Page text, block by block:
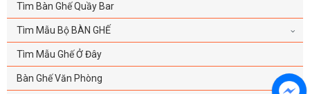
Tìm Bàn Ghế Quầy Bar
Tìm Mẫu Bộ BÀN GHẾ
Tìm Mẫu Ghế Ở Đây
Bàn Ghế Văn Phòng